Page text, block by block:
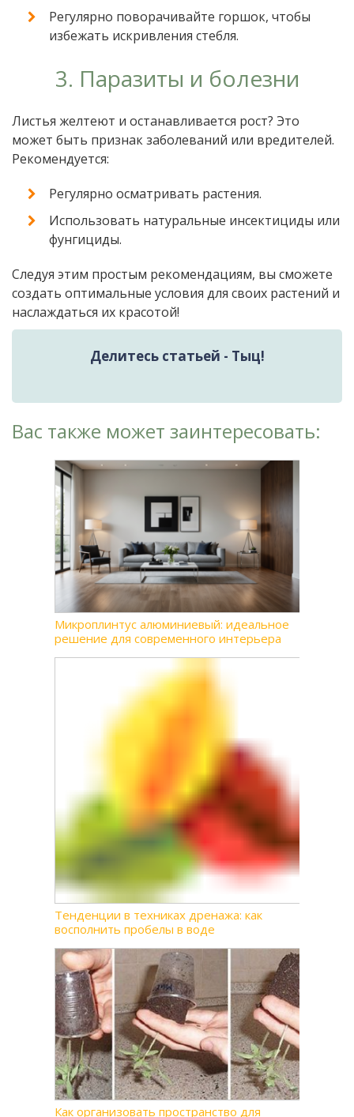
Регулярно поворачивайте горшок, чтобы
избежать искривления стебля.
3. Паразиты и болезни
Листья желтеют и останавливается рост? Это
может быть признак заболеваний или вредителей.
Рекомендуется:
Регулярно осматривать растения.
Использовать натуральные инсектициды или
фунгициды.
Следуя этим простым рекомендациям, вы сможете
создать оптимальные условия для своих растений и
наслаждаться их красотой!
Делитесь статьей - Тыц!
Вас также может заинтересовать:
Микроплинтус алюминиевый: идеальное
решение для современного интерьера
Тенденции в техниках дренажа: как
восполнить пробелы в воде
Как организовать пространство для